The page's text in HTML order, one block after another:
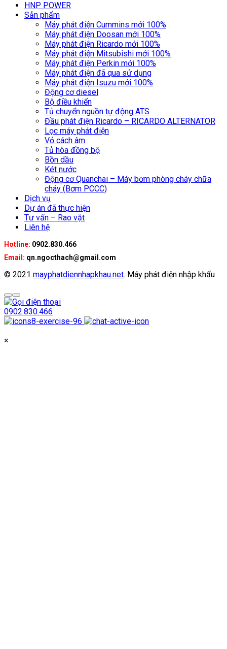
HNP POWER
Sản phẩm
Máy phát điện Cummins mới 100%
Máy phát điện Doosan mới 100%
Máy phát điện Ricardo mới 100%
Máy phát điện Mitsubishi mới 100%
Máy phát điện Perkin mới 100%
Máy phát điện đã qua sử dụng
Máy phát điện Isuzu mới 100%
Động cơ diesel
Bộ điều khiển
Tủ chuyển nguồn tự động ATS
Đầu phát điện Ricardo – RICARDO ALTERNATOR
Lọc máy phát điện
Vỏ cách âm
Tủ hòa đồng bộ
Bồn dầu
Két nước
Động cơ Quanchai – Máy bơm phòng cháy chữa
cháy (Bơm PCCC)
Dịch vụ
Dự án đã thực hiện
Tư vấn – Rao vặt
Liên hệ
Hotline: 0902.830.466
Email: qn.ngocthach@gmail.com
© 2021 mayphatdiennhapkhau.net. Máy phát điện nhập khẩu
0902.830.466
×